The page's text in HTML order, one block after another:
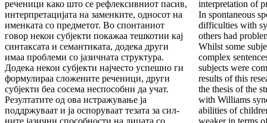
рече­ни­ци како што се рефлексивниот пасив,
интер­пре­тацијата на заменките, односот на
именката со пред­ме­тот. Во спонтаниот
говор некои субјекти пока­жаа тешкотии кај
синтак­са­та и семанти­ката, до­де­ка други
имаа проблеми со јазичната струк­ту­ра.
Додека некои субјекти најчесто ус­пеш­но ги
формулираа сложените реченици, други
суб­јек­ти беа сосема неспо­собни да учат.
Резул­та­ти­те од ова истражување ја
поддржу­ваат и ја ос­по­руваат тезата за сил­
interpretation of
In spontaneous
diffi­culties with
others had
Whilst some
complex
subjects were
re­sults of this
the thesis of the
with Williams
abilities of